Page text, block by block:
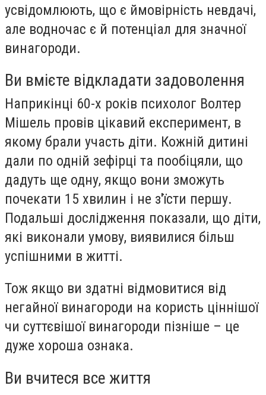
усвідомлюють, що є ймовірність невдачі,
але водночас є й потенціал для значної
винагороди.
Ви вмієте відкладати задоволення
Наприкінці 60-х років психолог Волтер
Мішель провів цікавий експеримент, в
якому брали участь діти. Кожній дитині
дали по одній зефірці та пообіцяли, що
дадуть ще одну, якщо вони зможуть
почекати 15 хвилин і не з'їсти першу.
Подальші дослідження показали, що діти,
які виконали умову, виявилися більш
успішними в житті.
Тож якщо ви здатні відмовитися від
негайної винагороди на користь ціннішої
чи суттєвішої винагороди пізніше – це
дуже хороша ознака.
Ви вчитеся все життя